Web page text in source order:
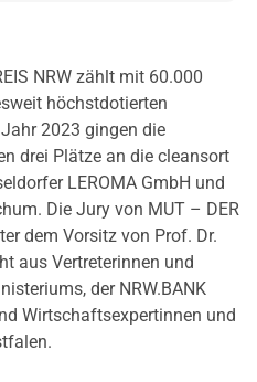
NRW zählt mit 60.000
höchstdotierten
2023 gingen die
drei Plätze an die cleansort
LEROMA GmbH und
Die Jury von MUT – DER
dem Vorsitz von Prof. Dr.
aus Vertreterinnen und
der NRW.BANK
Wirtschaftsexpertinnen und